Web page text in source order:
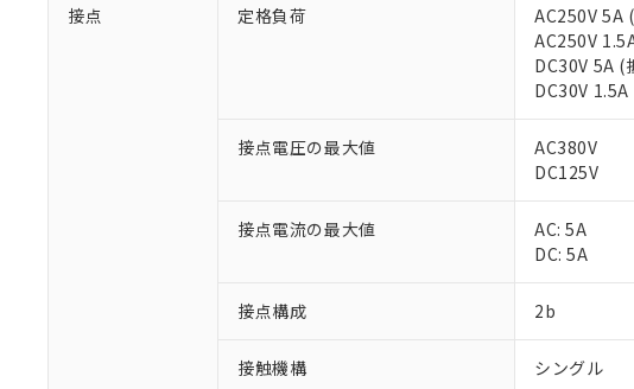
接点 定格負荷
AC250V 5A
AC250V
DC30V 5A (
DC30V
接点電圧の最大値
AC380V
DC125V
接点電流の最大値
AC: 5A
DC: 5A
接点構成 2b
接触機構 シングル
対応済み：EU RoHS指令（
対応予定：EU RoHS指令（10
対応予定なし：EU RoHS指令
調査・確認中：EU RoHS指令
非該当品：ライセンス料など
仕入先様の事情により、非含
※1 中国RoHS○×表